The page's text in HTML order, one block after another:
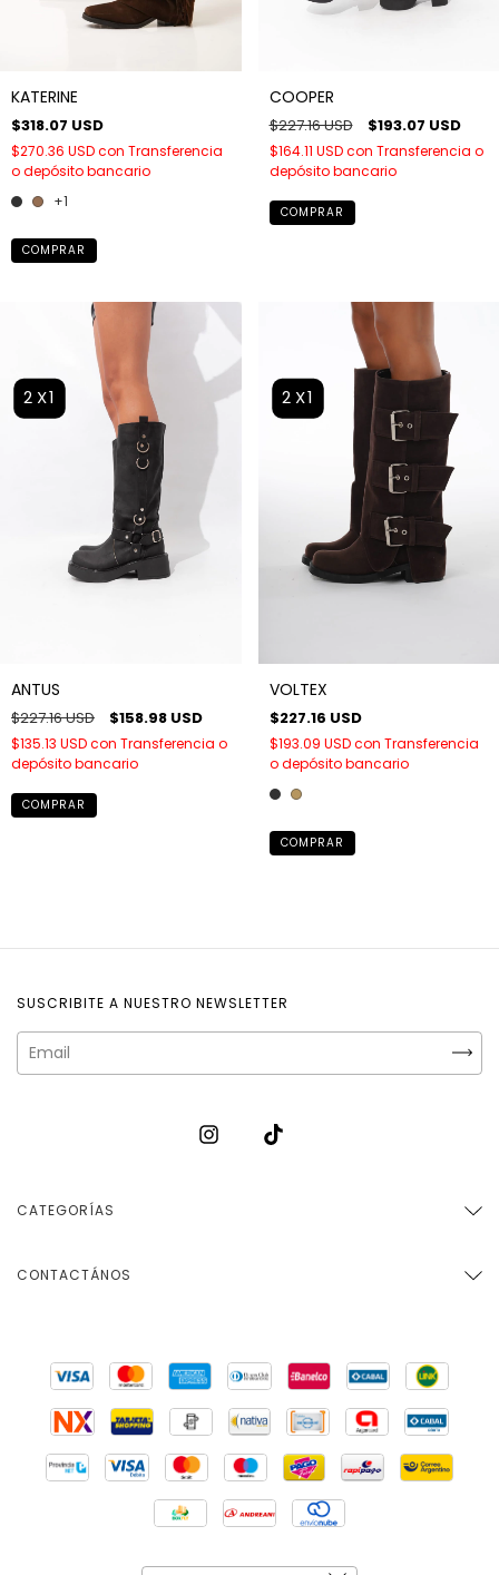
KATERINE
$318.07 USD
$270.36 USDcon Transferencia
o depósito bancario
+1
COMPRAR
COOPER
$227.16 USD $193.07 USD
$164.11 USDcon Transferencia o
depósito bancario
COMPRAR
2X1
ANTUS
$227.16 USD $158.98 USD
$135.13 USDcon Transferencia o
depósito bancario
COMPRAR
2X1
VOLTEX
$227.16 USD
$193.09 USDcon Transferencia
o depósito bancario
COMPRAR
SUSCRIBITE A NUESTRO NEWSLETTER
CATEGORÍAS
CONTACTÁNOS